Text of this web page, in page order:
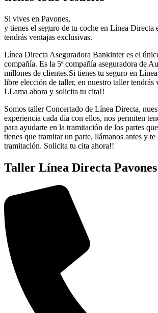
Si vives en Pavones,
y tienes el seguro de tu coche en Línea Directa
tendrás ventajas exclusivas.
Línea Directa Aseguradora Bankinter es el
compañía. Es la 5ª compañía aseguradora de
millones de clientes.Si tienes tu seguro en
libre elección de taller, en nuestro taller tendrás
LLama ahora y solicita tu cita!!
Somos taller Concertado de Línea Directa,
experiencia cada día con ellos, nos permiten
para ayudarte en la tramitación de los partes
tienes que tramitar un parte, llámanos antes y te
tramitación. Solicita tu cita ahora!!
Taller Línea Directa Pavones